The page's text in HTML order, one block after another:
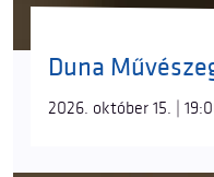
Duna
2026. október 15. |